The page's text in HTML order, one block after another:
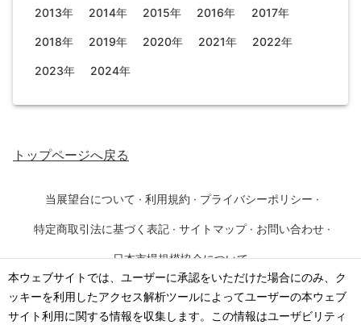
本ウェブサイトでは、ユーザーに承認をいただけた場合にのみ、ク
ッキーを利用したアクセス解析ツールによってユーザーの本ウェブ
サイト利用に関する情報を収集します。この情報はユーザビリティ
2013年 2014年 2015年 2016年 2017年
2018年 2019年 2020年 2021年 2022年
2023年 2024年
トップページへ戻る
当展望台について · 利用規約 · プライバシーポリシー ·
特定商取引法に基づく表記 · サイトマップ · お問い合わせ ·
日本市場規模協会について
©2026· 一般社団法人 日本市場規模協会